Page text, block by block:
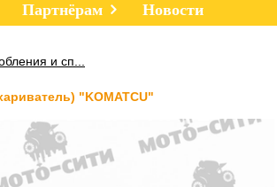
Партнёрам Новости
и сп...
"KOMATCU"